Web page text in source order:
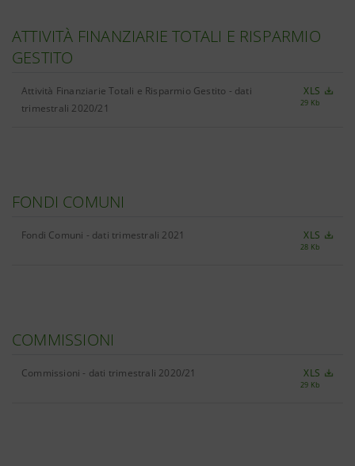
ATTIVITÀ FINANZIARIE TOTALI E RISPARMIO
GESTITO
Attività Finanziarie Totali e Risparmio Gestito - dati
trimestrali 2020/21
XLS
29 Kb
FONDI COMUNI
Fondi Comuni - dati trimestrali 2021 XLS
28 Kb
COMMISSIONI
Commissioni - dati trimestrali 2020/21 XLS
29 Kb